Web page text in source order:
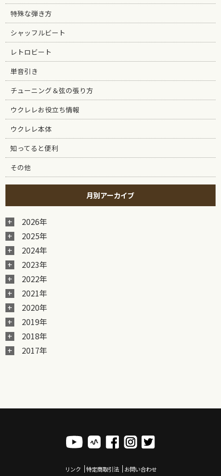
特殊な弾き方
シャッフルビート
レトロビート
単音引き
チューニング＆弦の張り方
ウクレレお役立ち情報
ウクレレ本体
知ってると便利
その他
月別アーカイブ
2026年
2025年
2024年
2023年
2022年
2021年
2020年
2019年
2018年
2017年
リンク 特定商取引法 お問い合わせ